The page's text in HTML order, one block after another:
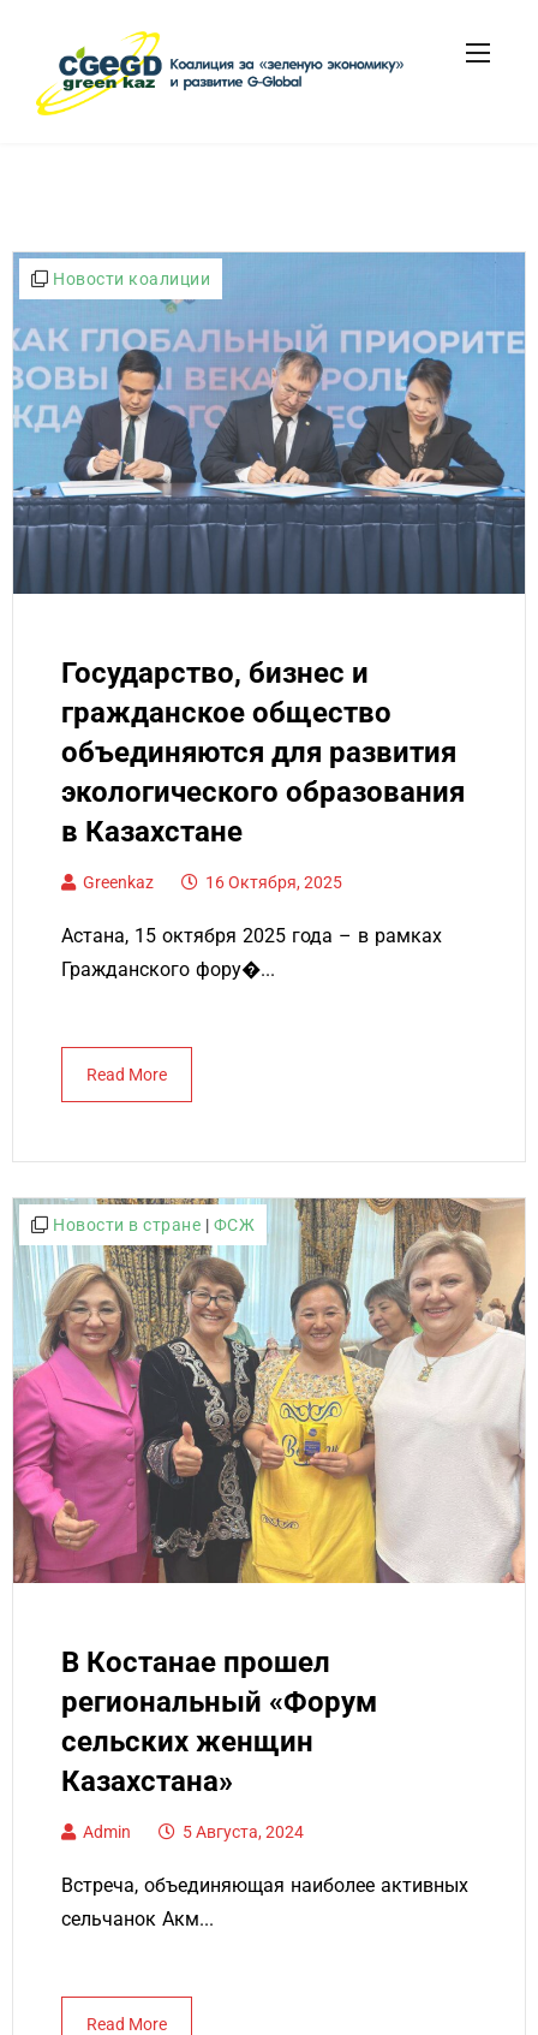
Новости коалиции
Государство, бизнес и
гражданское общество
объединяются для развития
экологического образования
в Казахстане
Greenkaz 16 Октября, 2025
Астана, 15 октября 2025 года – в рамках
Гражданского фору�...
Read More
Новости в стране | ФСЖ
В Костанае прошел
региональный «Форум
сельских женщин
Казахстана»
Admin 5 Августа, 2024
Встреча, объединяющая наиболее активных
сельчанок Акм...
Read More